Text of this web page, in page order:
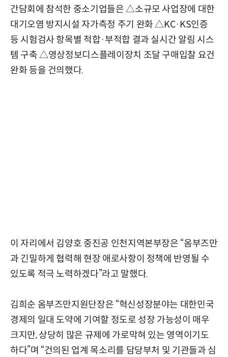
간담회에 참석한 중소기업들은 △소규모 사업장에 대한
대기오염 방지시설 자가측정 주기 완화 △KC·KS인증
등 시험검사 항목별 적합·부적합 결과 실시간 알림 시스
템 구축 △영상정보디스플레이장치 조달 구매입찰 요건
완화 등을 건의했다.
이 자리에서 김양호 중진공 인천지역본부장은 “옴부즈만
과 긴밀하게 협력해 현장 애로사항이 정책에 반영될 수
있도록 적극 노력하겠다”라고 말했다.
김희순 옴부즈만지원단장은 “혁신성장분야는 대한민국
경제의 일대 도약에 기여할 정도로 성장 가능성이 매우
크지만, 상당히 많은 규제에 가로막혀 있는 영역이기도
하다”며 “건의된 업계 목소리를 담당부처 및 기관들과 심